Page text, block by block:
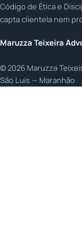
Código de Ética e
capta clientela nem
Maruzza Teixeira
©2026 Maruzza
São Luís — Maranhão